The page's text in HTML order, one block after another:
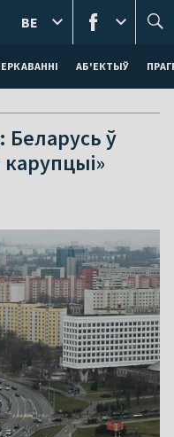
АБ'ЕКТЫЎ
BE
Беларусь ў